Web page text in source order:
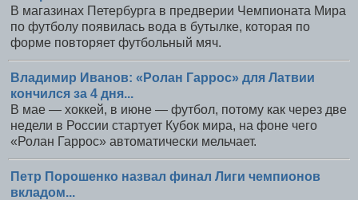
В магазинах Петербурга в предверии Чемпионата Мира
по футболу появилась вода в бутылке, которая по
форме повторяет футбольный мяч.
Владимир Иванов: «Ролан Гаррос» для Латвии
кончился за 4 дня...
В мае — хоккей, в июне — футбол, потому как через две
недели в России стартует Кубок мира, на фоне чего
«Ролан Гаррос» автоматически мельчает.
Петр Порошенко назвал финал Лиги чемпионов
вкладом...